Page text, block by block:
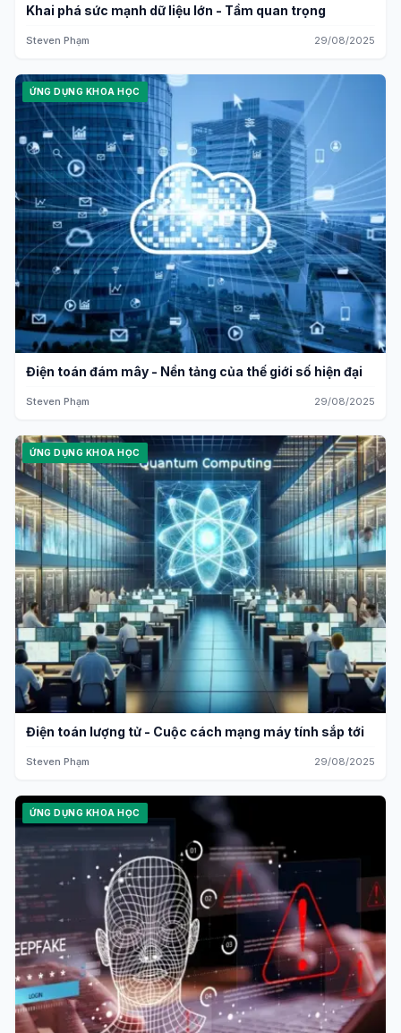
Khai phá sức mạnh dữ liệu lớn - Tầm quan trọng
Steven Phạm 29/08/2025
ỨNG DỤNG KHOA HỌC
Điện toán đám mây - Nền tảng của thế giới số hiện đại
Steven Phạm 29/08/2025
ỨNG DỤNG KHOA HỌC
Điện toán lượng tử - Cuộc cách mạng máy tính sắp tới
Steven Phạm 29/08/2025
ỨNG DỤNG KHOA HỌC